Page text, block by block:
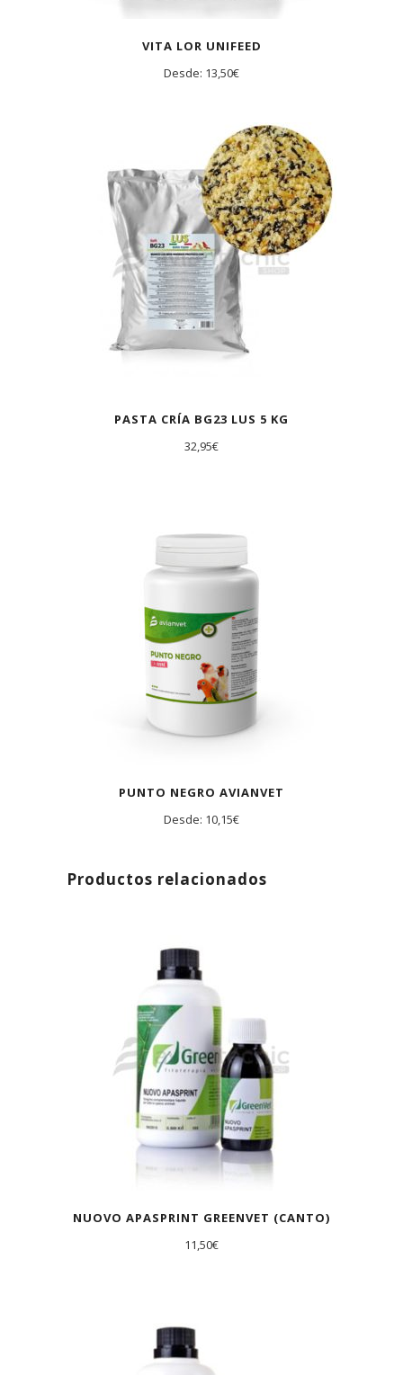
VITA LOR UNIFEED
Desde: 13,50€
PASTA CRÍA BG23 LUS 5 KG
32,95€
PUNTO NEGRO AVIANVET
Desde: 10,15€
Productos relacionados
NUOVO APASPRINT GREENVET (CANTO)
11,50€